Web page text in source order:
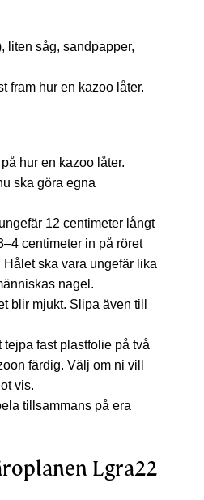
liten såg, sandpapper,
fram hur en kazoo låter.
hur en kazoo låter.
ska göra egna
12 centimeter långt
centimeter in på röret
ska vara ungefär lika
nagel.
blir mjukt. Slipa även till
fast plastfolie på två
färdig. Välj om ni vill
vis.
tillsammans på era
Lgra22